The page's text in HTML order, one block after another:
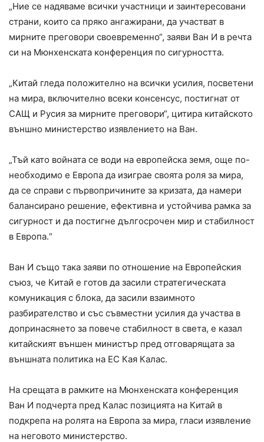
„Ние се надяваме всички участници и заинтересовани
страни, които са пряко ангажирани, да участват в
мирните преговори своевременно“, заяви Ван И в речта
си на Мюнхенската конференция по сигурността.
„Китай гледа положително на всички усилия, посветени
на мира, включително всеки консенсус, постигнат от
САЩ и Русия за мирните преговори“, цитира китайското
външно министерство изявлението на Ван.
„Тъй като войната се води на европейска земя, още по-
необходимо е Европа да изиграе своята роля за мира,
да се справи с първопричините за кризата, да намери
балансирано решение, ефективна и устойчива рамка за
сигурност и да постигне дългосрочен мир и стабилност
в Европа.“
Ван И също така заяви по отношение на Европейския
съюз, че Китай е готов да засили стратегическата
комуникация с блока, да засили взаимното
разбирателство и със съвместни усилия да участва в
допринасянето за повече стабилност в света, е казал
китайският външен министър пред отговарящата за
външната политика на ЕС Кая Калас.
На срещата в рамките на Мюнхенската конференция
Ван И подчерта пред Калас позицията на Китай в
подкрепа на ролята на Европа за мира, гласи изявление
на неговото министерство.